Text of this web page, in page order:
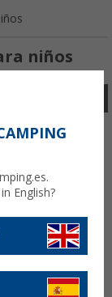
niños
English?